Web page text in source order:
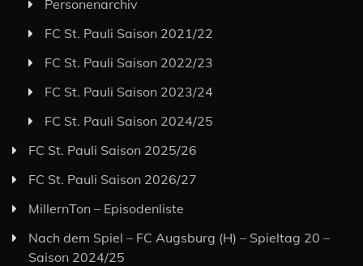
Personenarchiv
FC St. Pauli Saison 2021/22
FC St. Pauli Saison 2022/23
FC St. Pauli Saison 2023/24
FC St. Pauli Saison 2024/25
FC St. Pauli Saison 2025/26
FC St. Pauli Saison 2026/27
MillernTon – Episodenliste
Nach dem Spiel – FC Augsburg (H) – Spieltag 20 –
Saison 2024/25